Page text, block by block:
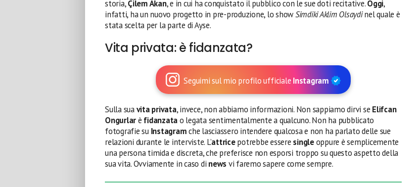
storia,Çilem Akan, e in cui ha conquistato il pubblico con le sue doti recitative.Oggi,
infatti, ha un nuovo progetto in pre-produzione, lo showSimdiki Aklim Olsaydinel quale è
stata scelta per la parte di Ayse.
Vita privata: è fidanzata?
Seguimi sul mio profilo ufficiale Instagram
Sulla suavita privata, invece, non abbiamo informazioni. Non sappiamo dirvi se Elifcan
Ongurlarè fidanzatao legata sentimentalmente a qualcuno. Non ha pubblicato
fotografie su Instagramche lasciassero intendere qualcosa e non ha parlato delle sue
relazioni durante le interviste. L’attricepotrebbe essere singleoppure è semplicemente
una persona timida e discreta, che preferisce non esporsi troppo su questo aspetto della
sua vita. Ovviamente in caso di news vi faremo sapere come sempre.